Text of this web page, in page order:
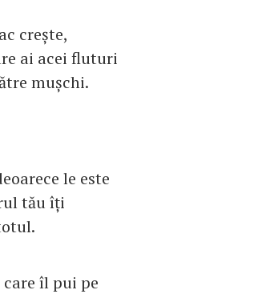
crește,
ai acei fluturi
mușchi.
le este
tău îți
îl pui pe